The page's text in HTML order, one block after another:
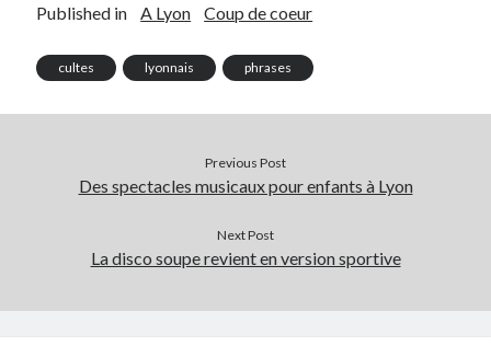
Published in A Lyon Coup de coeur
cultes lyonnais phrases
Previous Post
Des spectacles musicaux pour enfants à Lyon
Next Post
La disco soupe revient en version sportive